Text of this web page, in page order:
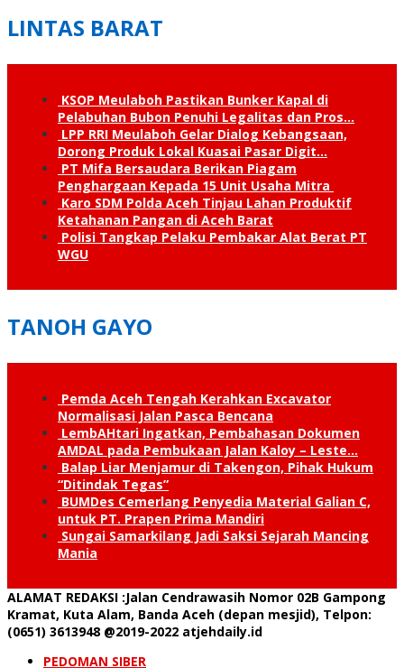
LINTAS BARAT
KSOP Meulaboh Pastikan Bunker Kapal di
Pelabuhan Bubon Penuhi Legalitas dan Pros…
LPP RRI Meulaboh Gelar Dialog Kebangsaan,
Dorong Produk Lokal Kuasai Pasar Digit…
PT Mifa Bersaudara Berikan Piagam
Penghargaan Kepada 15 Unit Usaha Mitra
Karo SDM Polda Aceh Tinjau Lahan Produktif
Ketahanan Pangan di Aceh Barat
Polisi Tangkap Pelaku Pembakar Alat Berat PT
WGU
TANOH GAYO
Pemda Aceh Tengah Kerahkan Excavator
Normalisasi Jalan Pasca Bencana
LembAHtari Ingatkan, Pembahasan Dokumen
AMDAL pada Pembukaan Jalan Kaloy – Leste…
Balap Liar Menjamur di Takengon, Pihak Hukum
“Ditindak Tegas”
BUMDes Cemerlang Penyedia Material Galian C,
untuk PT. Prapen Prima Mandiri
Sungai Samarkilang Jadi Saksi Sejarah Mancing
Mania
ALAMAT REDAKSI :Jalan Cendrawasih Nomor 02B Gampong
Kramat, Kuta Alam, Banda Aceh (depan mesjid), Telpon:
(0651) 3613948 @2019-2022 atjehdaily.id
PEDOMAN SIBER